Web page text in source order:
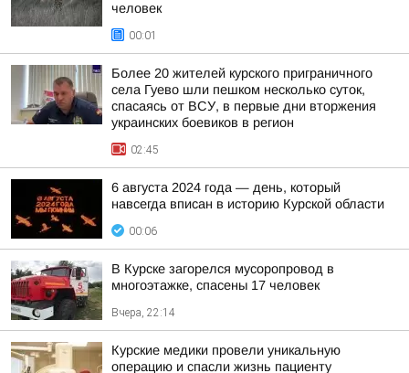
человек
00:01
Более 20 жителей курского приграничного
села Гуево шли пешком несколько суток,
спасаясь от ВСУ, в первые дни вторжения
украинских боевиков в регион
02:45
6 августа 2024 года — день, который
навсегда вписан в историю Курской области
00:06
В Курске загорелся мусоропровод в
многоэтажке, спасены 17 человек
Вчера, 22:14
Курские медики провели уникальную
операцию и спасли жизнь пациенту